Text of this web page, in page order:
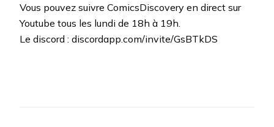
Vous pouvez suivre ComicsDiscovery en direct sur
Youtube tous les lundi de 18h à 19h.
Le discord : discordapp.com/invite/GsBTkDS